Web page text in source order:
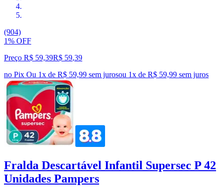
(904)
1% OFF
Preço R$ 59,39R$ 59,39
no Pix Ou 1x de R$ 59,99 sem jurosou 1x de R$ 59,99 sem juros
Fralda Descartável Infantil Supersec P 42
Unidades Pampers